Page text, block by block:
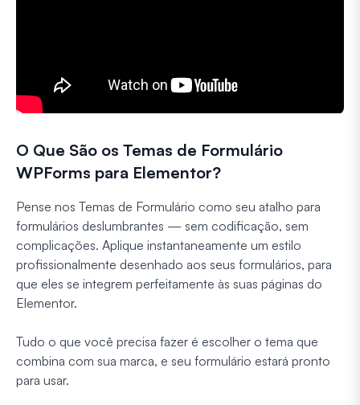
O Que São os Temas de Formulário
WPForms para Elementor?
Pense nos Temas de Formulário como seu atalho para
formulários deslumbrantes — sem codificação, sem
complicações. Aplique instantaneamente um estilo
profissionalmente desenhado aos seus formulários, para
que eles se integrem perfeitamente às suas páginas do
Elementor.
Tudo o que você precisa fazer é escolher o tema que
combina com sua marca, e seu formulário estará pronto
para usar.